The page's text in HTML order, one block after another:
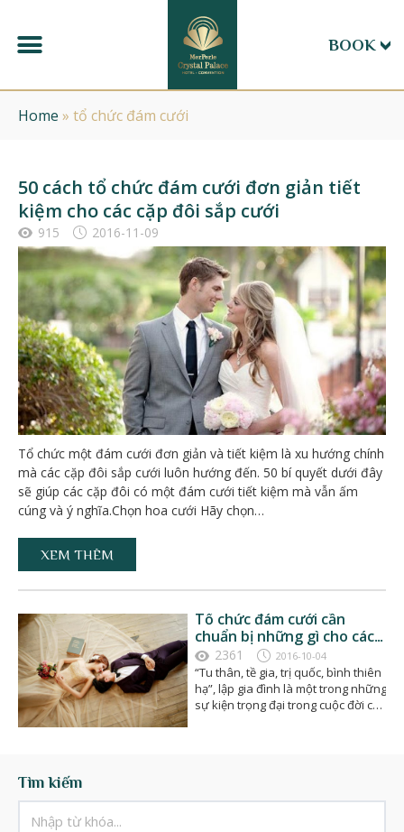
BOOK
Home » tổ chức đám cưới
50 cách tổ chức đám cưới đơn giản tiết
kiệm cho các cặp đôi sắp cưới
915 2016-11-09
Tổ chức một đám cưới đơn giản và tiết kiệm là xu hướng chính
mà các cặp đôi sắp cưới luôn hướng đến. 50 bí quyết dưới đây
sẽ giúp các cặp đôi có một đám cưới tiết kiệm mà vẫn ấm
cúng và ý nghĩa.Chọn hoa cưới Hãy chọn…
XEM THÊM
Tổ chức đám cưới cần
chuẩn bị những gì cho các
cặp đôi?
2361 2016-10-04
“Tu thân, tề gia, trị quốc, bình thiên
hạ”, lập gia đình là một trong những
sự kiện trọng đại trong cuộc đời của
Tìm kiếm